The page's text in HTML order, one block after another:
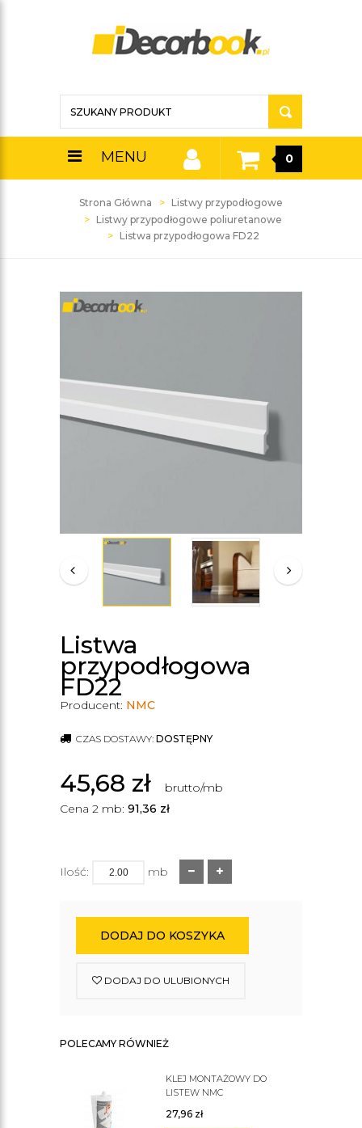
MENU 0
Strona Główna
Listwy przypodłogowe
Listwy przypodłogowe poliuretanowe
Listwa przypodłogowa FD22
Listwa
przypodłogowa
FD22
Producent: NMC
CZAS DOSTAWY: DOSTĘPNY
45,68 zł
brutto/mb
Cena 2 mb: 91,36 zł
Ilość: mb
DODAJ DO KOSZYKA
DODAJ DO ULUBIONYCH
POLECAMY RÓWNIEŻ
KLEJ MONTAŻOWY DO
LISTEW NMC
27,96 zł